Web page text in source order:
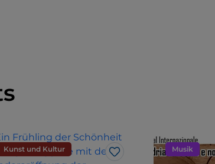
Kunst und Kultur
Like
Musik